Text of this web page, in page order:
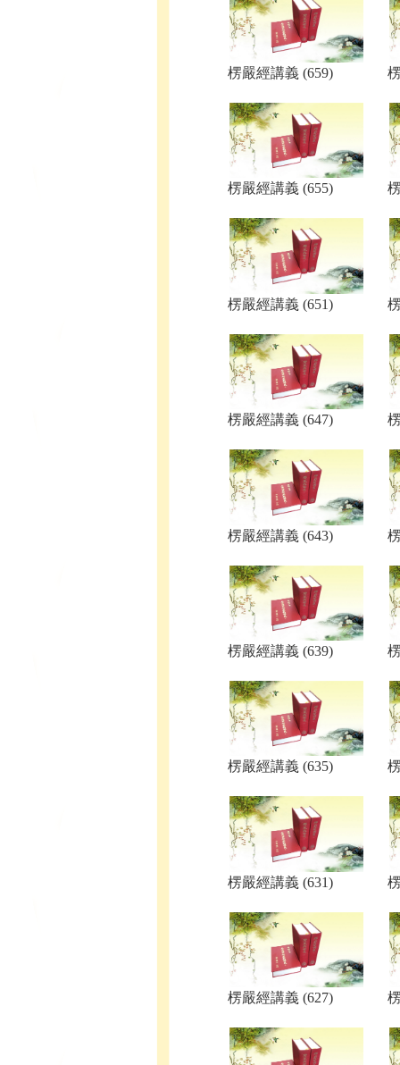
楞嚴經講義 (659)
楞嚴經講義 (655)
楞嚴經講義 (651)
楞嚴經講義 (647)
楞嚴經講義 (643)
楞嚴經講義 (639)
楞嚴經講義 (635)
楞嚴經講義 (631)
楞嚴經講義 (627)